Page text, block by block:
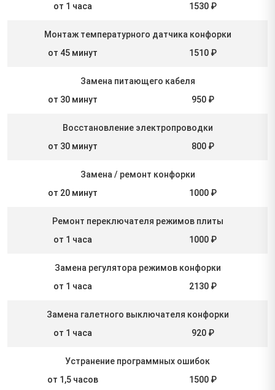
от 1 часа
1530 ₽
Монтаж температурного датчика конфорки
от 45 минут
1510 ₽
Замена питающего кабеля
от 30 минут
950 ₽
Восстановление электропроводки
от 30 минут
800 ₽
Замена / ремонт конфорки
от 20 минут
1000 ₽
Ремонт переключателя режимов плиты
от 1 часа
1000 ₽
Замена регулятора режимов конфорки
от 1 часа
2130 ₽
Замена галетного выключателя конфорки
от 1 часа
920 ₽
Устранение программных ошибок
от 1,5 часов
1500 ₽